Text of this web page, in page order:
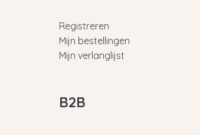
Registreren
Mijn bestellingen
Mijn verlanglijst
B2B